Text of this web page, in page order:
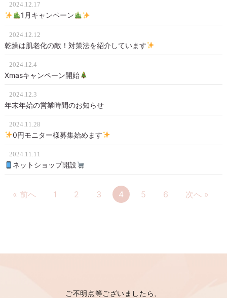
2024.12.17
1月キャンペーン
2024.12.12
乾燥は肌老化の敵！対策法を紹介しています
2024.12.4
Xmasキャンペーン開始
2024.12.3
年末年始の営業時間のお知らせ
2024.11.28
0円モニター様募集始めます
2024.11.11
ネットショップ開設
« 前へ 1 2 3 4 5 6 次へ »
ご不明点等ございましたら、